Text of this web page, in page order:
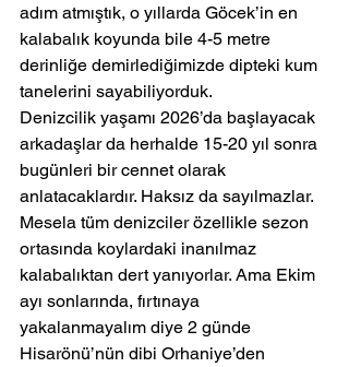
adım atmıştık, o yıllarda Göcek’in en
kalabalık koyunda bile 4-5 metre
derinliğe demirlediğimizde dipteki kum
tanelerini sayabiliyorduk.
Denizcilik yaşamı 2026’da başlayacak
arkadaşlar da herhalde 15-20 yıl sonra
bugünleri bir cennet olarak
anlatacaklardır. Haksız da sayılmazlar.
Mesela tüm denizciler özellikle sezon
ortasında koylardaki inanılmaz
kalabalıktan dert yanıyorlar. Ama Ekim
ayı sonlarında, fırtınaya
yakalanmayalım diye 2 günde
Hisarönü’nün dibi Orhaniye’den